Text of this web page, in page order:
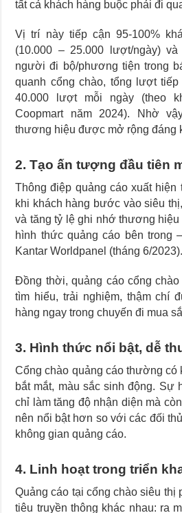
tất cả khách hàng buộc phải đi
Vị trí này tiếp cận 95-100%
(10.000 – 25.000 lượt/ngày)
người đi bộ/phương tiện trong
quanh cổng chào, tổng lượt
40.000 lượt mỗi ngày (theo
Coopmart năm 2024). Nhờ
thương hiệu được mở rộng đáng
2. Tạo ấn tượng đầu tiên
Thông điệp quảng cáo xuất hiện
khi khách hàng bước vào siêu
và tăng tỷ lệ ghi nhớ thương
hình thức quảng cáo bên trong
Kantar Worldpanel (tháng 6/2023).
Đồng thời, quảng cáo cổng
tìm hiểu, trải nghiệm, thậm chí
hàng ngay trong chuyến đi mua
3. Hình thức nổi bật, dễ
Cổng chào quảng cáo thường
bắt mắt, màu sắc sinh động. Sự
chỉ làm tăng độ nhận diện mà
nên nổi bật hơn so với các đối
không gian quảng cáo.
4. Linh hoạt trong triển
Quảng cáo tại cổng chào siêu thị
tiêu truyền thông khác nhau: ra